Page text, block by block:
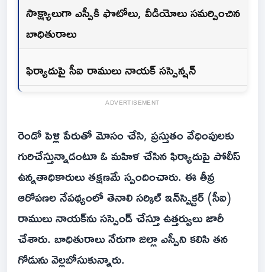
సాక్ష్యాలుగా ఎస్పీకి ఫొటోలు, వీడియోలు సమర్పించిన
బాధితురాలు
ఫిర్యాదుపై సీఐ రాములు నాయక్ సస్పెన్షన్
ADVERTISEMENT
రెండో పెళ్లి పేరుతో మోసం చేసి, ప్రస్తుతం వేధింపులకు
గురిచేస్తున్నాడంటూ ఓ మహిళ చేసిన ఫిర్యాదుపై పోలీస్
ఉన్నతాధికారులు తక్షణమే స్పందించారు. ఈ తీవ్ర
ఆరోపణల నేపథ్యంలో తెనాలి సర్కిల్ ఇన్‌స్పెక్టర్ (సీఐ)
రాములు నాయక్‌ను సస్పెండ్ చేస్తూ ఉత్తర్వులు జారీ
చేశారు. బాధితురాలు నేరుగా జిల్లా ఎస్పీని కలిసి తన
గోడును వెల్లబోసుకున్నారు.